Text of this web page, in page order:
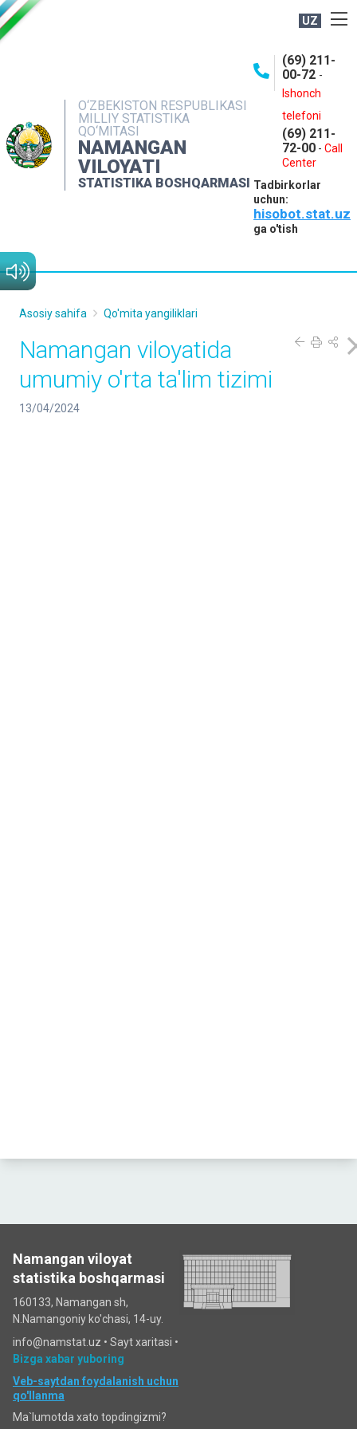
UZ
O‘ZBEKISTON RESPUBLIKASI
MILLIY STATISTIKA
QO‘MITASI
NAMANGAN
VILOYATI
STATISTIKA BOSHQARMASI
(69) 211-
00-72 -
Ishonch
telefoni
(69) 211-
72-00 - Call
Center
Tadbirkorlar
uchun:
hisobot.stat.uz
ga o'tish
NASHRLAR
INTERAKTIV XIZMATLAR
MATBUOT XIZMATI
MUROJAATLAR
Asosiy sahifa Qo'mita yangiliklari
Namangan viloyatida
umumiy o'rta ta'lim tizimi
13/04/2024
Namangan viloyat
statistika boshqarmasi
160133, Namangan sh,
N.Namangoniy ko'chasi, 14-uy.
info@namstat.uz • Sayt xaritasi •
Bizga xabar yuboring
Veb-saytdan foydalanish uchun
qo'llanma
Ma`lumotda xato topdingizmi?